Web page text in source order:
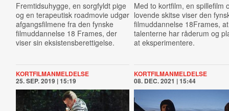
Fremtidsuhygge, en sorgfyldt pige
og en terapeutisk roadmovie udgør
afgangsfilmene fra den fynske
filmuddannelse 18 Frames, der
viser sin eksistensberettigelse.
Med to kortfilm, en spillefilm
lovende skitse viser den
filmuddannelse 18Frames, at
talenterne har råderum og
at eksperimentere.
KORTFILMANMELDELSE
25. SEP. 2019 | 15:19
KORTFILMANMELDELSE
08. DEC. 2021 | 15:44